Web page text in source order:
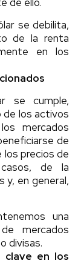
se debilita,
de la renta
en los
se cumple,
los activos
mercados
de
los precios de
de la
y, en general,
una
mercados
divisas.
clave en los